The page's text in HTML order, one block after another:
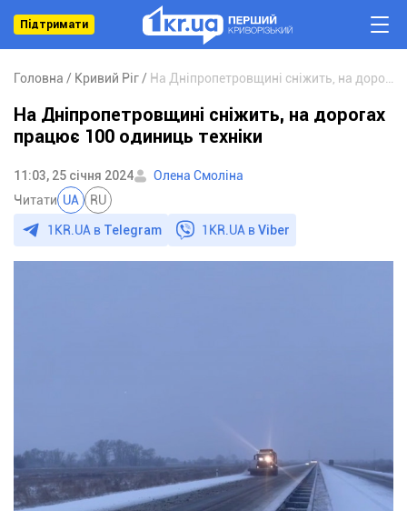
Підтримати
Головна Кривий Ріг
На Дніпропетровщині сніжить, на дорогах
працює 100 одиниць техніки
11:03, 25 січня 2024
Олена Смоліна
Читати UA RU
1KR.UA в Telegram 1KR.UA вViber